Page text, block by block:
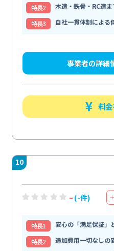
特⻑2
木造・鉄骨・RC造
特⻑3
自社一貫体制による
事業者の詳細
料
10
- (-件) ＋
特⻑1
安心の「満足保証」
特⻑2
追加費用一切なしの